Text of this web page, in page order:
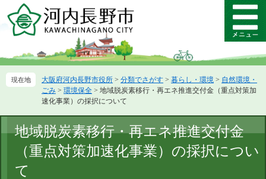
ー
先
ニ
を
本
文
メ
ニ
ー
大阪府河内長野市役所 > 分類でさがす > 暮らし・環境 > 自然環境・
ごみ > 環境保全 > 地域脱炭素移行・再エネ推進交付金（重点対策加
速化事業）の採択について
文
地域脱炭素移行・再エネ推進交付金
（重点対策加速化事業）の採択につい
て